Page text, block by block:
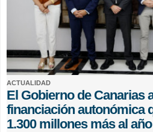
ACTUALIDAD
El Gobierno de Canarias
financiación autonómica
1.300 millones más al año